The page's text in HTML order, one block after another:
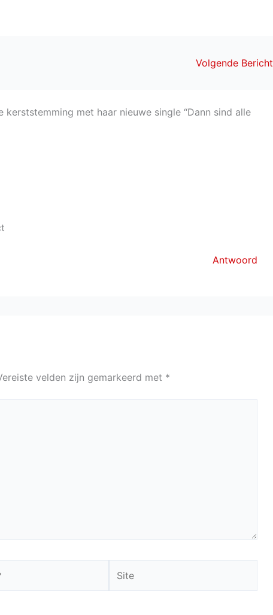
Volgende Bericht
kerststemming met haar nieuwe single “Dann sind alle
Antwoord
velden zijn gemarkeerd met *